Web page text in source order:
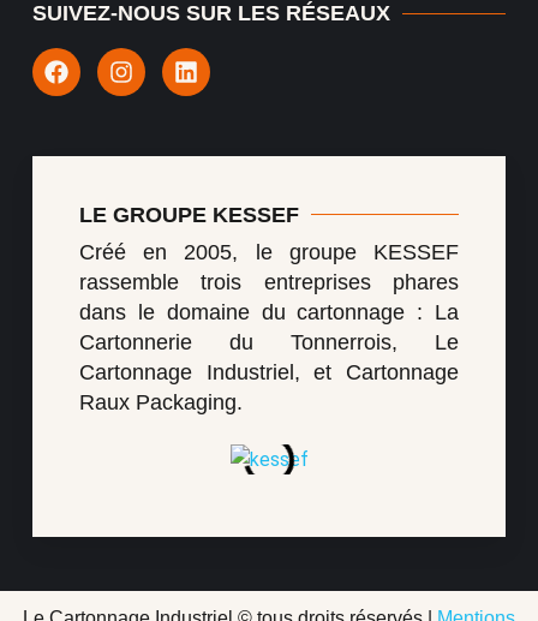
SUIVEZ-NOUS SUR LES RÉSEAUX
LE GROUPE KESSEF
Créé en 2005, le groupe KESSEF
rassemble trois entreprises phares
dans le domaine du cartonnage : La
Cartonnerie du Tonnerrois, Le
Cartonnage Industriel, et Cartonnage
Raux Packaging.